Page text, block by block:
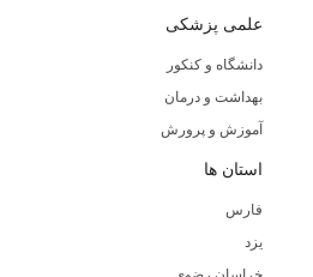
علمی پزشکی
دانشگاه و کنکور
بهداشت و درمان
آموزش و پرورش
استان ها
فارس
یزد